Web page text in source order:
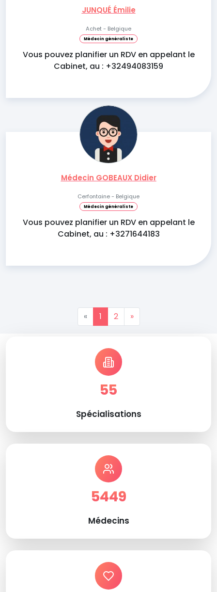
JUNQUÉ Émilie
Achet - Belgique
Médecin généraliste
Vous pouvez planifier un RDV en appelant le
Cabinet, au : +32494083159
Médecin GOBEAUX Didier
Cerfontaine - Belgique
Médecin généraliste
Vous pouvez planifier un RDV en appelant le
Cabinet, au : +3271644183
« 1 2 »
55
Spécialisations
5449
Médecins